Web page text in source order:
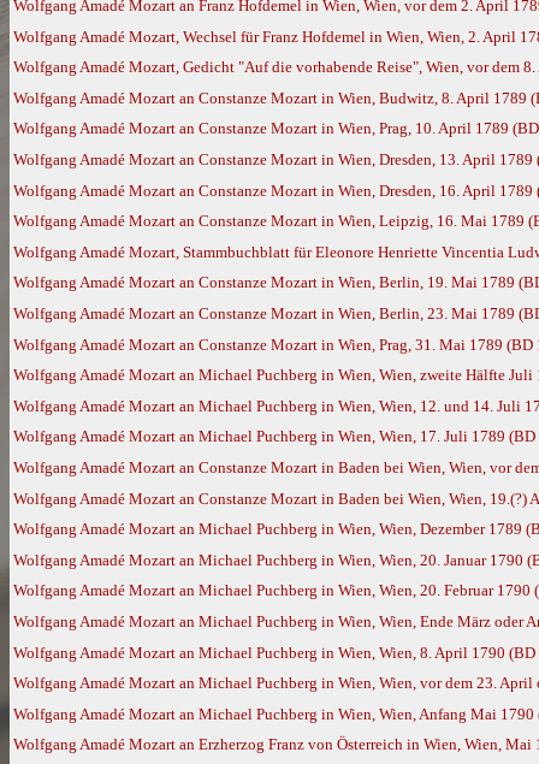
Wolfgang Amadé Mozart an Franz Hofdemel in Wien, Wien, vor dem 2. April
Wolfgang Amadé Mozart, Wechsel für Franz Hofdemel in Wien, Wien, 2. April
Wolfgang Amadé Mozart, Gedicht "Auf die vorhabende Reise", Wien, vor dem
Wolfgang Amadé Mozart an Constanze Mozart in Wien, Budwitz, 8. April 1789
Wolfgang Amadé Mozart an Constanze Mozart in Wien, Prag, 10. April 1789
Wolfgang Amadé Mozart an Constanze Mozart in Wien, Dresden, 13. April 1789
Wolfgang Amadé Mozart an Constanze Mozart in Wien, Dresden, 16. April 1789
Wolfgang Amadé Mozart an Constanze Mozart in Wien, Leipzig, 16. Mai 1789
Wolfgang Amadé Mozart, Stammbuchblatt für Eleonore Henriette Vincentia
Wolfgang Amadé Mozart an Constanze Mozart in Wien, Berlin, 19. Mai 1789
Wolfgang Amadé Mozart an Constanze Mozart in Wien, Berlin, 23. Mai 1789
Wolfgang Amadé Mozart an Constanze Mozart in Wien, Prag, 31. Mai 1789 (BD
Wolfgang Amadé Mozart an Michael Puchberg in Wien, Wien, zweite Hälfte
Wolfgang Amadé Mozart an Michael Puchberg in Wien, Wien, 12. und 14. Juli
Wolfgang Amadé Mozart an Michael Puchberg in Wien, Wien, 17. Juli 1789
Wolfgang Amadé Mozart an Constanze Mozart in Baden bei Wien, Wien, vor
Wolfgang Amadé Mozart an Constanze Mozart in Baden bei Wien, Wien, 19.(?)
Wolfgang Amadé Mozart an Michael Puchberg in Wien, Wien, Dezember 1789
Wolfgang Amadé Mozart an Michael Puchberg in Wien, Wien, 20. Januar 1790
Wolfgang Amadé Mozart an Michael Puchberg in Wien, Wien, 20. Februar 1790
Wolfgang Amadé Mozart an Michael Puchberg in Wien, Wien, Ende März oder
Wolfgang Amadé Mozart an Michael Puchberg in Wien, Wien, 8. April 1790 (BD
Wolfgang Amadé Mozart an Michael Puchberg in Wien, Wien, vor dem 23.
Wolfgang Amadé Mozart an Michael Puchberg in Wien, Wien, Anfang Mai
Wolfgang Amadé Mozart an Erzherzog Franz von Österreich in Wien, Wien,